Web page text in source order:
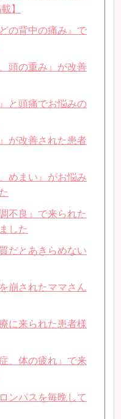
】
の背中の痛み』で
頭の重み』が改善
と頭痛でお悩みの
が改善された患者
めまい』がお悩み
不良』で来られた
した
だとあきらめない
崩されたママさん
に来られた患者様
、体の疲れ』で来
ンパスを毎晩して